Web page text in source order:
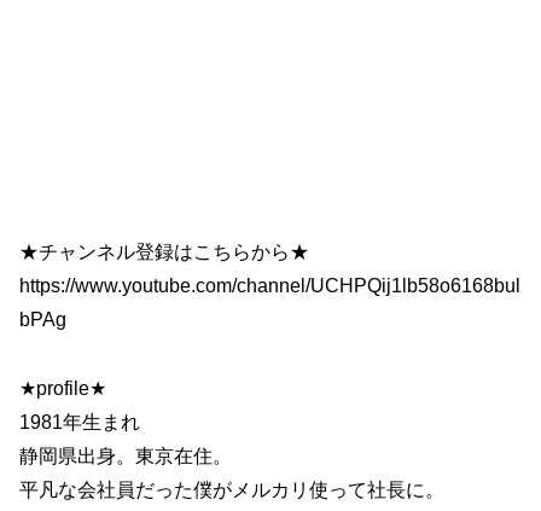
★チャンネル登録はこちらから★
https://www.youtube.com/channel/UCHPQij1lb58o6168bul
bPAg
★profile★
1981年生まれ
静岡県出身。東京在住。
平凡な会社員だった僕がメルカリ使って社長に。